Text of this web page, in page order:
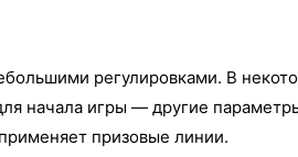
регулировками. В
начала игры — другие
призовые линии.